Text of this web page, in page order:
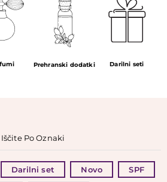
Prehranski dodatki Darilni seti
Iščite Po Oznaki
Darilni set Novo SPF